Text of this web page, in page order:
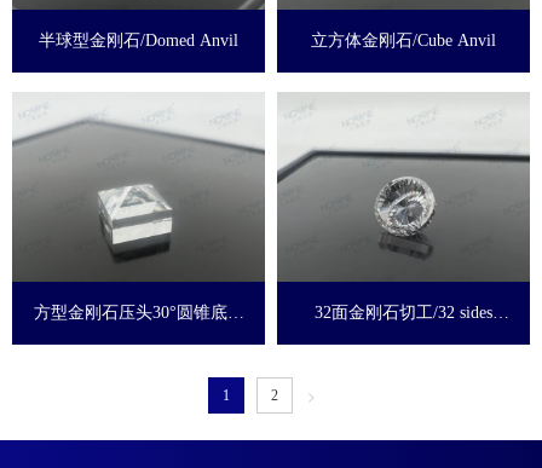
半球型金刚石/Domed Anvil 立方体金刚石/Cube Anvil
方型金刚石压头30°圆锥底工
32面金刚石切工/32 sides
1 2 >